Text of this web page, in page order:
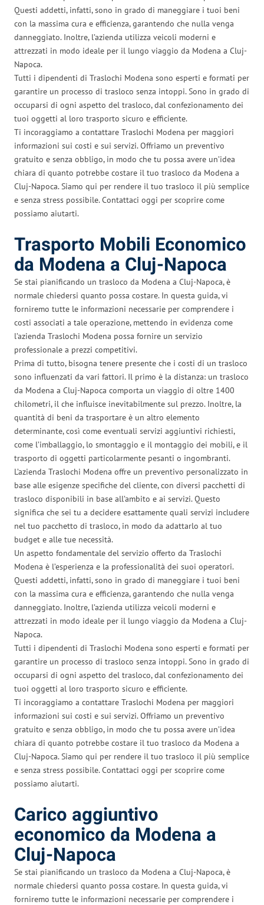
Questi addetti, infatti, sono in grado di maneggiare i tuoi beni
con la massima cura e efficienza, garantendo che nulla venga
danneggiato. Inoltre, l’azienda utilizza veicoli moderni e
attrezzati in modo ideale per il lungo viaggio da Modena a Cluj-
Napoca.
Tutti i dipendenti di Traslochi Modena sono esperti e formati per
garantire un processo di trasloco senza intoppi. Sono in grado di
occuparsi di ogni aspetto del trasloco, dal confezionamento dei
tuoi oggetti al loro trasporto sicuro e efficiente.
Ti incoraggiamo a contattare Traslochi Modena per maggiori
informazioni sui costi e sui servizi. Offriamo un preventivo
gratuito e senza obbligo, in modo che tu possa avere un’idea
chiara di quanto potrebbe costare il tuo trasloco da Modena a
Cluj-Napoca. Siamo qui per rendere il tuo trasloco il più semplice
e senza stress possibile. Contattaci oggi per scoprire come
possiamo aiutarti.
Trasporto Mobili Economico
da Modena a Cluj-Napoca
Se stai pianificando un trasloco da Modena a Cluj-Napoca, è
normale chiedersi quanto possa costare. In questa guida, vi
forniremo tutte le informazioni necessarie per comprendere i
costi associati a tale operazione, mettendo in evidenza come
l’azienda Traslochi Modena possa fornire un servizio
professionale a prezzi competitivi.
Prima di tutto, bisogna tenere presente che i costi di un trasloco
sono influenzati da vari fattori. Il primo è la distanza: un trasloco
da Modena a Cluj-Napoca comporta un viaggio di oltre 1400
chilometri, il che influisce inevitabilmente sul prezzo. Inoltre, la
quantità di beni da trasportare è un altro elemento
determinante, così come eventuali servizi aggiuntivi richiesti,
come l’imballaggio, lo smontaggio e il montaggio dei mobili, e il
trasporto di oggetti particolarmente pesanti o ingombranti.
L’azienda Traslochi Modena offre un preventivo personalizzato in
base alle esigenze specifiche del cliente, con diversi pacchetti di
trasloco disponibili in base all’ambito e ai servizi. Questo
significa che sei tu a decidere esattamente quali servizi includere
nel tuo pacchetto di trasloco, in modo da adattarlo al tuo
budget e alle tue necessità.
Un aspetto fondamentale del servizio offerto da Traslochi
Modena è l’esperienza e la professionalità dei suoi operatori.
Questi addetti, infatti, sono in grado di maneggiare i tuoi beni
con la massima cura e efficienza, garantendo che nulla venga
danneggiato. Inoltre, l’azienda utilizza veicoli moderni e
attrezzati in modo ideale per il lungo viaggio da Modena a Cluj-
Napoca.
Tutti i dipendenti di Traslochi Modena sono esperti e formati per
garantire un processo di trasloco senza intoppi. Sono in grado di
occuparsi di ogni aspetto del trasloco, dal confezionamento dei
tuoi oggetti al loro trasporto sicuro e efficiente.
Ti incoraggiamo a contattare Traslochi Modena per maggiori
informazioni sui costi e sui servizi. Offriamo un preventivo
gratuito e senza obbligo, in modo che tu possa avere un’idea
chiara di quanto potrebbe costare il tuo trasloco da Modena a
Cluj-Napoca. Siamo qui per rendere il tuo trasloco il più semplice
e senza stress possibile. Contattaci oggi per scoprire come
possiamo aiutarti.
Carico aggiuntivo
economico da Modena a
Cluj-Napoca
Se stai pianificando un trasloco da Modena a Cluj-Napoca, è
normale chiedersi quanto possa costare. In questa guida, vi
forniremo tutte le informazioni necessarie per comprendere i